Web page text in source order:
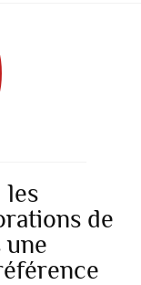
les
de
une